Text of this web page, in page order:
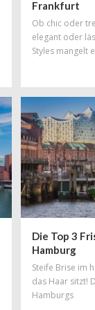
Frankfurt
Ob chic oder
elegant oder
Styles mangelt
Die Top 3
Hamburg
Steife Brise im
das Haar sitzt!
Hamburgs